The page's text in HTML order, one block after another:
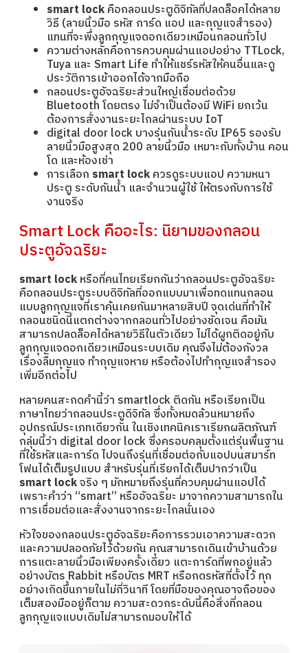
smart lockคือกลอนประตูดิจิทัลที่ปลดล็อคได้หลาย
วิธี (ลายนิ้วมือ รหัส การ์ด แอป และกุญแจสำรอง)
แทนที่จะพึ่งลูกกุญแจดอกเดียวเหมือนกลอนทั่วไป
ความต่างหลักคือการควบคุมผ่านแอปอย่าง TTLock,
Tuya และ Smart Life ทำให้แชร์รหัสให้คนอื่นและดู
ประวัติการเข้าออกได้จากมือถือ
กลอนประตูอัจฉริยะส่วนใหญ่เชื่อมต่อด้วย
Bluetooth โดยตรง ไม่จำเป็นต้องมี WiFi ยกเว้น
ต้องการสั่งงานระยะไกลผ่านระบบ IoT
digital door lock บางรุ่นกันน้ำระดับ IP65 รองรับ
ลายนิ้วมือสูงสุด 200 ลายนิ้วมือ เหมาะกับทั้งบ้าน คอน
โด และห้องเช่า
การเลือก smart lockควรดูระบบแอป ความหนา
ประตู ระดับกันน้ำ และจำนวนผู้ใช้ ให้ตรงกับการใช้
งานจริง
Smart Lock คืออะไร: นิยามของกลอน
ประตูอัจฉริยะ
smart lockหรือที่คนไทยเรียกกันว่ากลอนประตูอัจฉริยะ
คือกลอนประตูระบบดิจิทัลที่ออกแบบมาเพื่อทดแทนกลอน
แบบลูกกุญแจที่เราคุ้นเคยกันมาหลายสิบปี จุดเด่นที่ทำให้
กลอนชนิดนี้แตกต่างจากกลอนทั่วไปอย่างชัดเจน คือมัน
สามารถปลดล็อคได้หลายวิธีในตัวเดียว ไม่ได้ผูกติดอยู่กับ
ลูกกุญแจดอกเดียวเหมือนระบบเดิม คุณจึงไม่ต้องกังวล
เรื่องลืมกุญแจ ทำกุญแจหาย หรือต้องไปทำกุญแจสำรอง
เพิ่มอีกต่อไป
หลายคนสะกดคำนี้ว่า smartlock ติดกัน หรือเรียกเป็น
ภาษาไทยว่ากลอนประตูดิจิทัล ซึ่งทั้งหมดล้วนหมายถึง
อุปกรณ์ประเภทเดียวกัน ในเชิงเทคนิคเราเรียกผลิตภัณฑ์
กลุ่มนี้ว่า digital door lock ซึ่งครอบคลุมตั้งแต่รุ่นพื้นฐาน
ที่ใช้รหัสและการ์ด ไปจนถึงรุ่นที่เชื่อมต่อกับแอปบนสมาร์ท
โฟนได้เต็มรูปแบบ สำหรับรุ่นที่เรียกได้เต็มปากว่าเป็น
smart lockจริง ๆ มักหมายถึงรุ่นที่ควบคุมผ่านแอปได้
เพราะคำว่า “smart” หรืออัจฉริยะ มาจากความสามารถใน
การเชื่อมต่อและสั่งงานจากระยะไกลนั่นเอง
หัวใจของกลอนประตูอัจฉริยะคือการรวมเอาความสะดวก
และความปลอดภัยไว้ด้วยกัน คุณสามารถเดินเข้าบ้านด้วย
การแตะลายนิ้วมือเพียงครั้งเดียว แตะการ์ดที่พกอยู่แล้ว
อย่างบัตร Rabbit หรือบัตร MRT หรือกดรหัสที่ตั้งไว้ ทุก
อย่างเกิดขึ้นภายในไม่กี่วินาที โดยที่มือของคุณอาจถือของ
เต็มสองมืออยู่ก็ตาม ความสะดวกระดับนี้คือสิ่งที่กลอน
ลูกกุญแจแบบเดิมไม่สามารถมอบให้ได้